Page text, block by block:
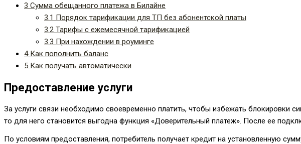
3 Сумма обещанного платежа в Билайне
3.1 Порядок тарификации для ТП без абонентской платы
3.2 Тарифы с ежемесячной тарификацией
3.3 При нахождении в роуминге
4Как пополнить баланс
5 Как получать автоматически
Предоставление услуги
За услуги связи необходимо своевременно платить, чтобы избежать блокировки
то для него становится выгодна функция «Доверительный платеж». После ее
По условиям предоставления, потребитель получает кредит на установленную